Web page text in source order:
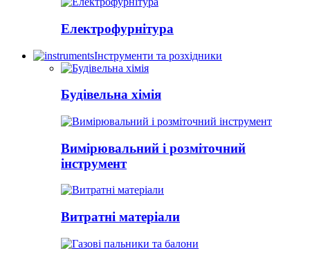
Електрофурнітура
Інструменти та розхідники
Будівельна хімія
Вимірювальний і розміточний
інструмент
Витратні матеріали